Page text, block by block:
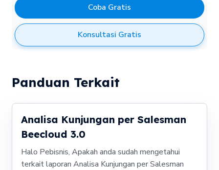
Coba Gratis
Konsultasi Gratis
Panduan Terkait
Analisa Kunjungan per Salesman
Beecloud 3.0
Halo Pebisnis, Apakah anda sudah mengetahui
terkait laporan Analisa Kunjungan per Salesman